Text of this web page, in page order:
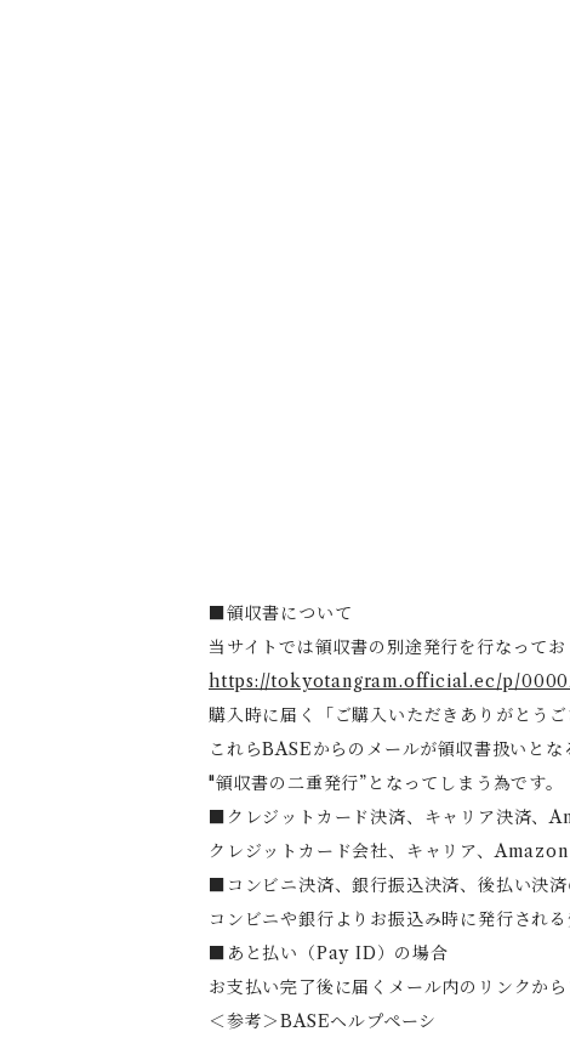
■領収書について
当サイトでは領収書の別途発行を行なってお
https://tokyotangram.official.ec/p/
購入時に届く「ご購入いただきありがとう
これらBASEからのメールが領収書扱いと
"領収書の二重発行”となってしまう為です。
■クレジットカード決済、キャリア決済、
クレジットカード会社、キャリア、
■コンビニ決済、銀行振込決済、後払い決
コンビニや銀行よりお振込み時に発行され
■あと払い（Pay ID）の場合
お支払い完了後に届くメール内のリンクか
＜参考＞BASEヘルプペーシ